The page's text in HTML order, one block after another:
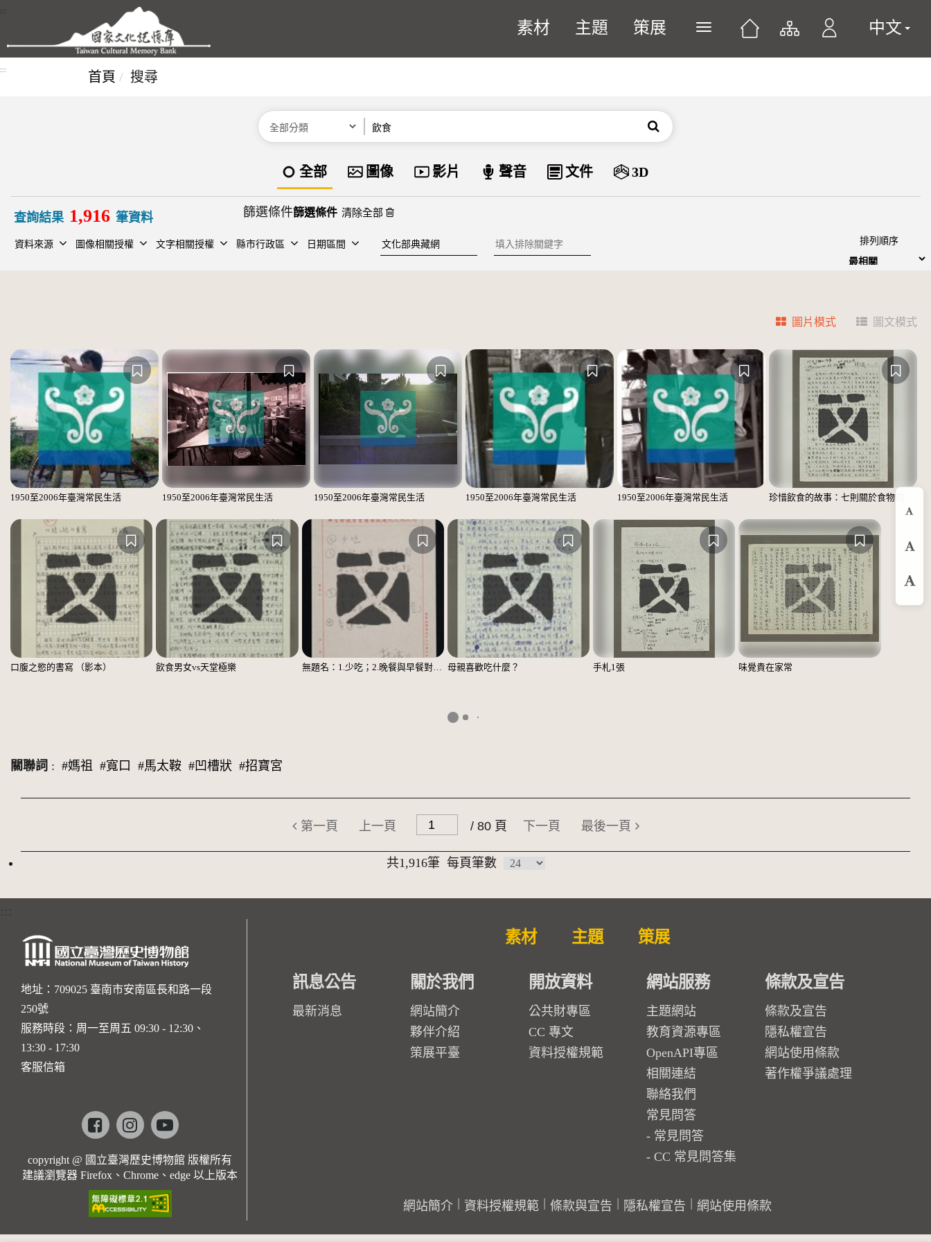
跳到主要內容區塊
:::
素材 主題 策展 展開或關閉主選單 中文
::: 首頁 搜尋
分類 搜尋
資料類型
全部 圖像 影片 聲音 文件 3D
查詢結果 1,916 筆資料 篩選條件 清除全部
資料來源 圖像相關授權 文字相關授權 縣市行政區 日期區間 建檔單位 排除關鍵字 排列順序
圖片模式 圖文模式
1950至2006年臺灣常民生活 1950至2006年臺灣常民生活 1950至2006年臺灣常民生活 1950至2006年臺灣常民生活 1950至2006年臺灣常民生活
口腹之慾的書寫 （影本） 飲食男女vs天堂極樂 無題名：1.少吃；2.晚餐與早餐對調……；3.主副食對調……；4.多運動 母親喜歡吃什麼？ 手札1張 味覺貴在家常
關聯詞 : #媽祖 #寬口 #馬太鞍 #凹槽狀 #招寶宮
第一頁 上一頁 / 80 頁 下一頁 最後一頁
共1,916筆 每頁筆數
放
:::
地址：709025 臺南市安南區長和路一段
250號
服務時段：周一至周五 09:30 - 12:30、
13:30 - 17:30
客服信箱
Facebookinstagramyoutube
copyright @ 國立臺灣歷史博物館 版權所有
建議瀏覽器 Firefox、Chrome、edge 以上版本
素材 主題 策展
訊息公告
最新消息
關於我們
網站簡介
夥伴介紹
策展平臺
開放資料
公共財專區
CC 專文
資料授權規範
網站服務
主題網站
教育資源專區
OpenAPI專區
相關連結
聯絡我們
常見問答
常見問答
CC 常見問答集
條款及宣告
條款及宣告
隱私權宣告
網站使用條款
著作權爭議處理
網站簡介 資料授權規範 條款與宣告 隱私權宣告 網站使用條款